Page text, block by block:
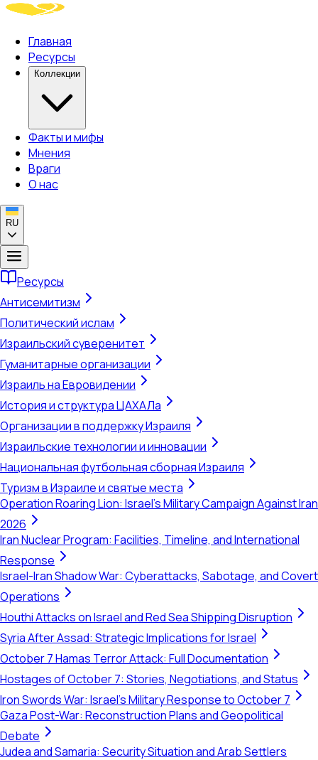
Главная
Ресурсы
Коллекции
Факты и мифы
Мнения
Враги
О нас
RU
Ресурсы
Антисемитизм
Политический ислам
Израильский суверенитет
Гуманитарные организации
Израиль на Евровидении
История и структура ЦАХАЛа
Организации в поддержку Израиля
Израильские технологии и инновации
Национальная футбольная сборная Израиля
Туризм в Израиле и святые места
Operation Roaring Lion: Israel's Military Campaign Against Iran
2026
Iran Nuclear Program: Facilities, Timeline, and International
Response
Israel-Iran Shadow War: Cyberattacks, Sabotage, and Covert
Operations
Houthi Attacks on Israel and Red Sea Shipping Disruption
Syria After Assad: Strategic Implications for Israel
October 7 Hamas Terror Attack: Full Documentation
Hostages of October 7: Stories, Negotiations, and Status
Iron Swords War: Israel's Military Response to October 7
Gaza Post-War: Reconstruction Plans and Geopolitical
Debate
Judea and Samaria: Security Situation and Arab Settlers